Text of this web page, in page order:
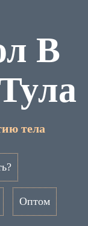
В
тела
Оптом